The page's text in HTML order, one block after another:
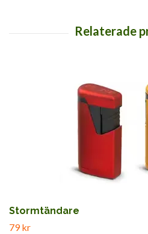
Stormtändare
79 kr